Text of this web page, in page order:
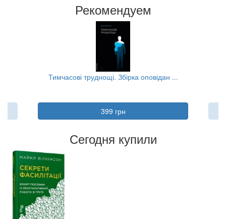
Рекомендуем
Тимчасові труднощі. Збірка оповідан ...
399 грн
Сегодня купили